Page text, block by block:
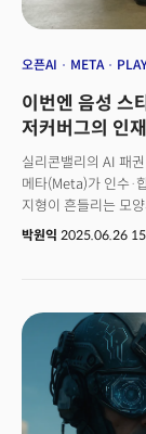
오픈AI META
이번엔 음성 스
저커버그의 인
실리콘밸리의 AI 패
메타(Meta)가 인수·
지형이 흔들리는 모
인간의 목소리를 정
흡수하는 ‘애퀴-하
거래와 관련한 구체
있는 것으로 알려졌
지휘하는 거대한 전
경쟁사에 비해 AI 분
통한 기술 격차 해소
박원익 2025.06.26